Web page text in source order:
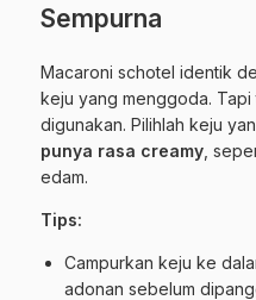
Sempurna
Macaroni schotel identik
keju yang menggoda.
digunakan. Pilihlah keju
punya rasa creamy ,
edam.
Tips:
Campurkan keju ke
adonan sebelum